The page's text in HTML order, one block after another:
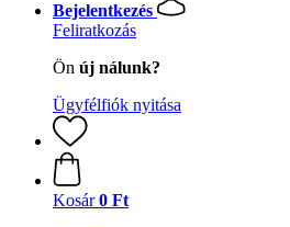
Bejelentkezés
Feliratkozás
Ön új nálunk?
Ügyfélfiók nyitása
Kosár 0 Ft